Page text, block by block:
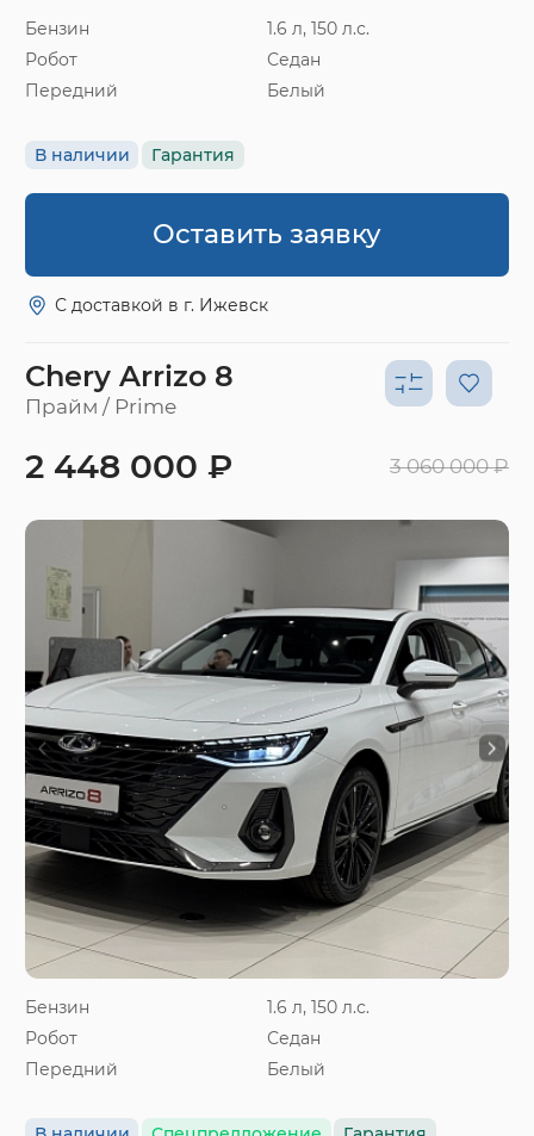
Бензин
1.6 л, 150 л.с.
Робот
Седан
Передний
Белый
В наличии Гарантия
Оставить заявку
С доставкой в г. Ижевск
Chery Arrizo 8
Прайм / Prime
Бензин
1.6 л, 150 л.с.
Робот
Седан
Передний
Белый
2 448 000 ₽ 3 060 000 ₽